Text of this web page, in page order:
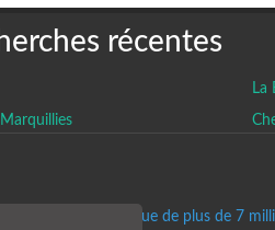
récentes
La
Un historique de plus de 7